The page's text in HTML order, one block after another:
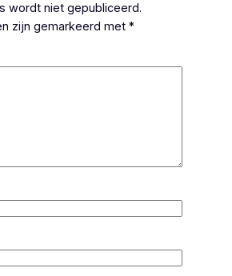
wordt niet gepubliceerd.
zijn gemarkeerd met *